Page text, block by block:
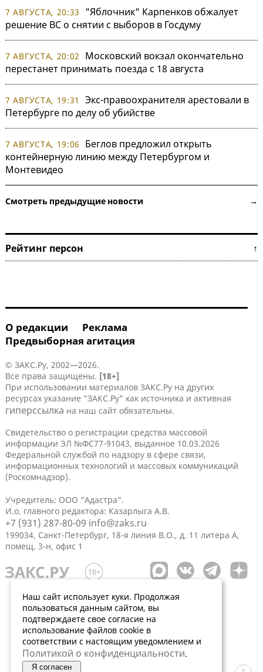
7 АВГУСТА, 20:33
"Яблочник" Карпенков обжалует
решение ВС о снятии с выборов в Госдуму
7 АВГУСТА, 20:02
Московский вокзал окончательно
перестанет принимать поезда с 18 августа
7 АВГУСТА, 19:31
Экс-правоохранителя арестовали в
Петербурге по делу об убийстве
7 АВГУСТА, 19:06
Беглов предложил открыть
контейнерную линию между Петербургом и
Монтевидео
Смотреть предыдущие новости →
Рейтинг персон ↑
О редакции
Реклама
Предвыборная агитация
© ЗАКС.Ру, 2002—2026.
Все права защищены. [18+]
При использовании материалов ЗАКС.Ру на других
ресурсах указание "ЗАКС.Ру" как источника и активная
гиперссылка на наш сайт обязательны.
Свидетельство о регистрации средства массовой
информации ЭЛ №ФС77-91043, выданное 10.03.2026
Федеральной службой по надзору в сфере связи,
информационных технологий и массовых коммуникаций
(Роскомнадзор).
Учредитель: ООО "Адастра".
И.о. главного редактора: Казарлыга А.В.
+7 (931) 287-80-09 info@zaks.ru
199034, Санкт-Петербург, 18-я линия В.О., д. 11 литера А,
помещ. 3-н, офис 1
Наш сайт использует куки. Продолжая
пользоваться данным сайтом, вы
подтверждаете свое согласие на
использование файлов cookie в
соответствии с настоящим уведомлением и
Политикой о конфиденциальности.
Я согласен